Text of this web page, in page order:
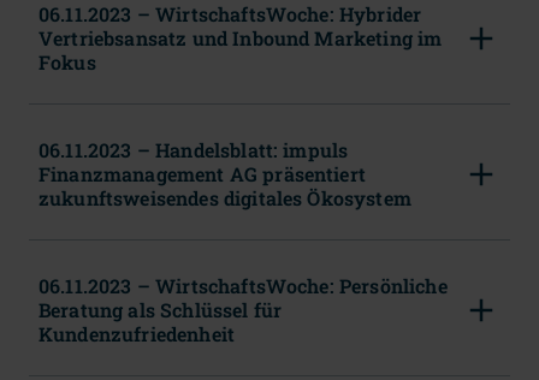
06.11.2023 – WirtschaftsWoche: Hybrider
Vertriebsansatz und Inbound Marketing im
Fokus
06.11.2023 – Handelsblatt: impuls
Finanzmanagement AG präsentiert
zukunftsweisendes digitales Ökosystem
06.11.2023 – WirtschaftsWoche: Persönliche
Beratung als Schlüssel für
Kundenzufriedenheit